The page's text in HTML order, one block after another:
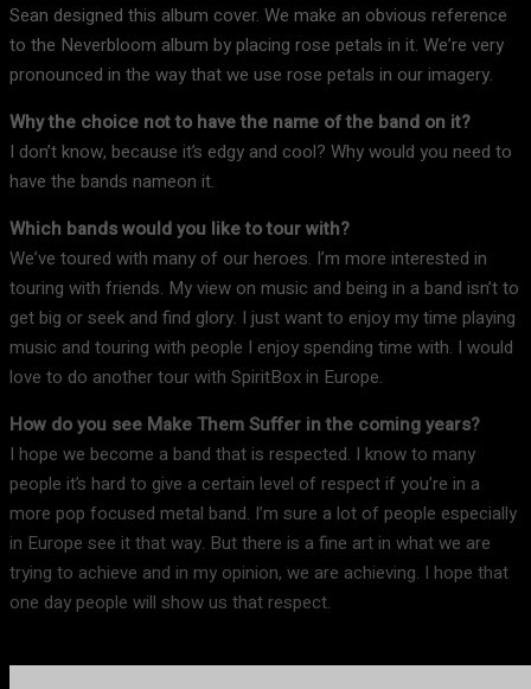
Sean designed this album cover. We make an obvious reference
to the Neverbloom album by placing rose petals in it. We’re very
pronounced in the way that we use rose petals in our imagery.
Why the choice not to have the name of the band on it?
I don’t know, because it’s edgy and cool? Why would you need to
have the bands nameon it.
Which bands would you like to tour with?
We’ve toured with many of our heroes. I’m more interested in
touring with friends. My view on music and being in a band isn’t to
get big or seek and find glory. I just want to enjoy my time playing
music and touring with people I enjoy spending time with. I would
love to do another tour with SpiritBox in Europe.
How do you see Make Them Suffer in the coming years?
I hope we become a band that is respected. I know to many
people it’s hard to give a certain level of respect if you’re in a
more pop focused metal band. I’m sure a lot of people especially
in Europe see it that way. But there is a fine art in what we are
trying to achieve and in my opinion, we are achieving. I hope that
one day people will show us that respect.